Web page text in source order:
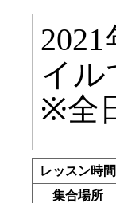
イル
※全
レッスン時間
集合場所